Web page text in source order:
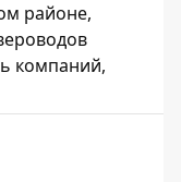
районе,
компаний,